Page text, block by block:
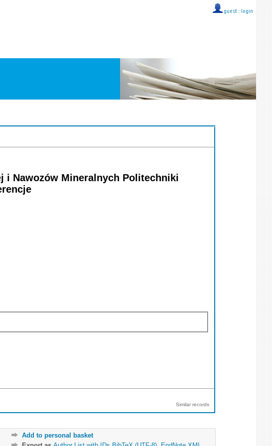
guest :: login
i Nawozów Mineralnych Politechniki
Similar records
Add to personal basket